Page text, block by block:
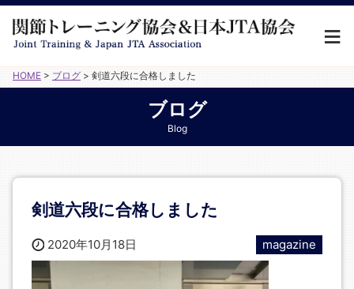
HOME > ブログ > 剣道六段に合格しました
ブログ
Blog
剣道六段に合格しました
2020年10月18日 magazine